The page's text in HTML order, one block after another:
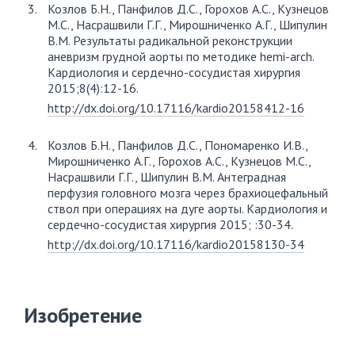
Козлов Б.Н., Панфилов Д.С., Горохов А.С., Кузнецов
М.С., Насрашвили Г.Г., Мирошниченко А.Г., Шипулин
В.М. Результаты радикальной реконструкции
аневризм грудной аорты по методике hemi-arch.
Кардиология и сердечно-сосудистая хирургия
2015;8(4):12-16.
http://dx.doi.org/10.17116/kardio20158412-16
Козлов Б.Н., Панфилов Д.С., Пономаренко И.В.,
Мирошниченко А.Г., Горохов А.С., Кузнецов М.С.,
Насрашвили Г.Г., Шипулин В.М. Антеградная
перфузия головного мозга через брахиоцефальный
ствол при операциях на дуге аорты. Кардиология и
сердечно-сосудистая хирургия 2015; :30-34.
http://dx.doi.org/10.17116/kardio20158130-34
Изобретение